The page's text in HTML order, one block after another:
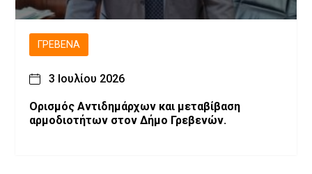
ΓΡΕΒΕΝΆ
3 Ιουλίου 2026
Ορισμός Αντιδημάρχων και μεταβίβαση
αρμοδιοτήτων στον Δήμο Γρεβενών.